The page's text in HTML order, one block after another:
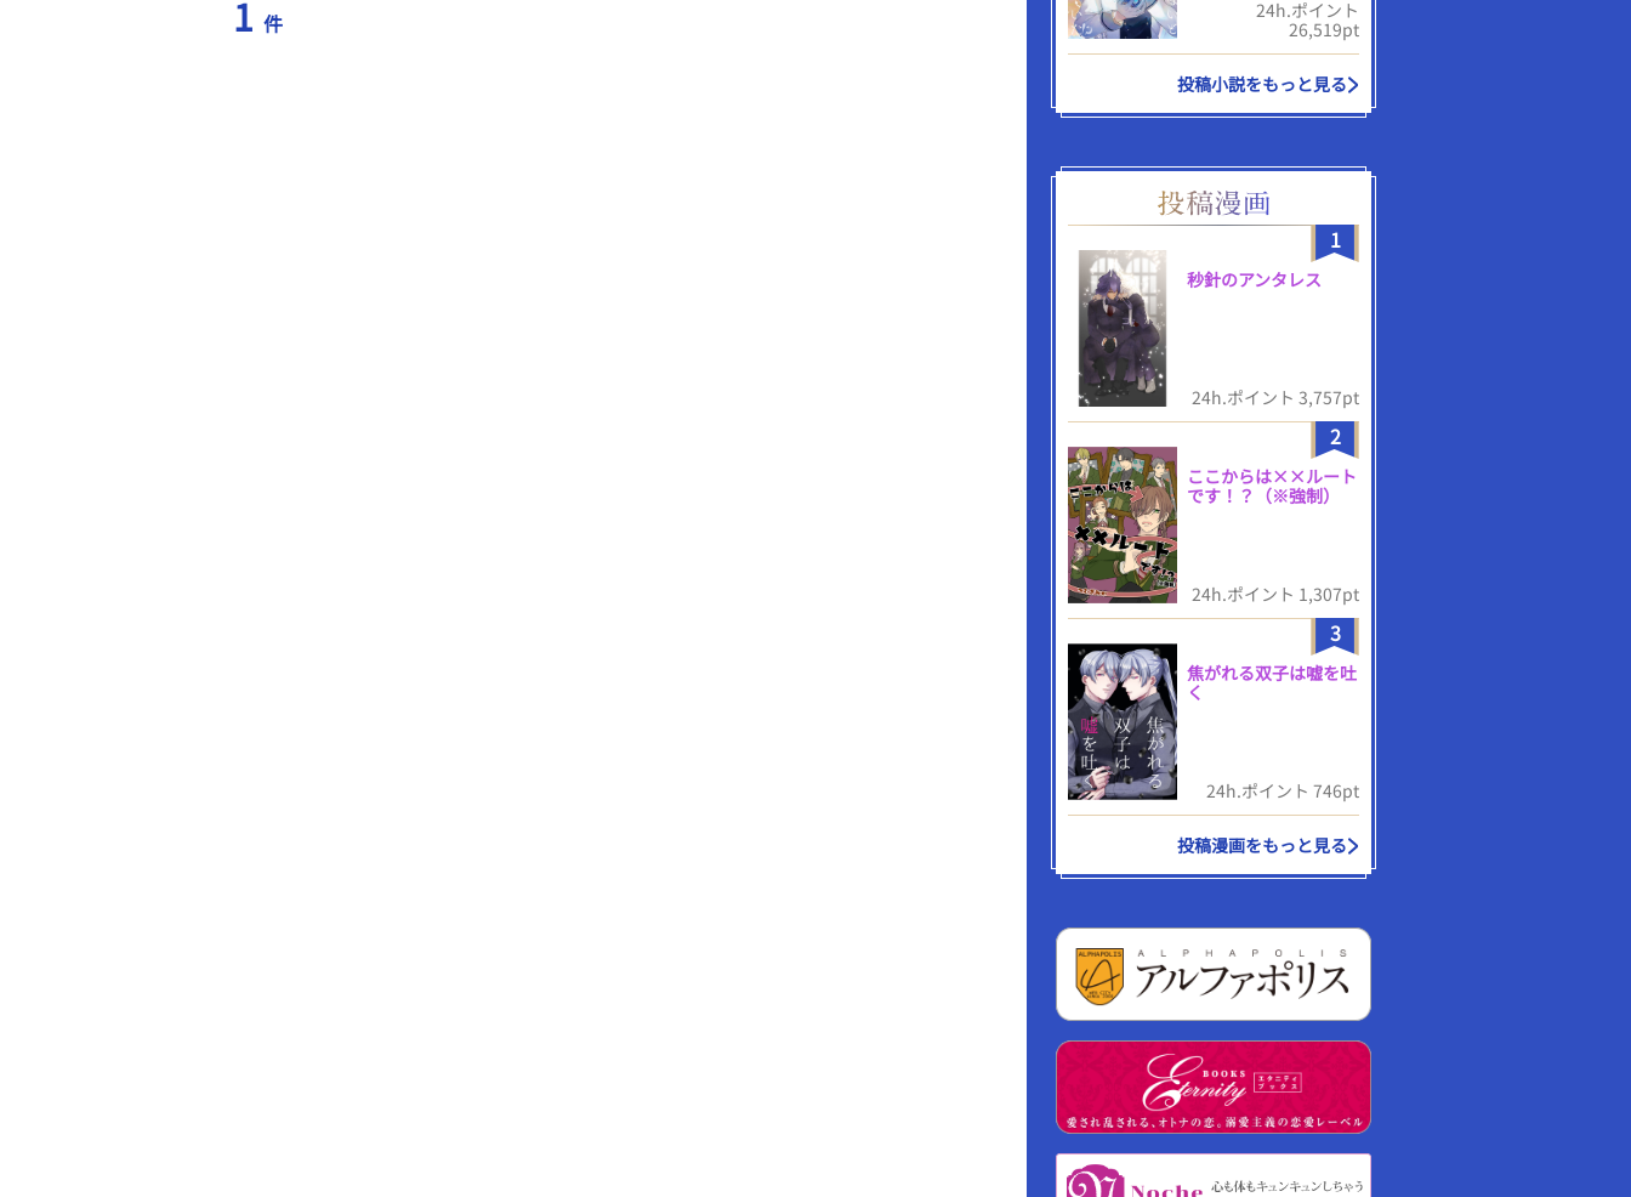
1 件
24h.ポイント
26,519pt
投稿小説をもっと見る
1
秒針のアンタレス
24h.ポイント 3,757pt
2
ここからは××ルート
です！？（※強制）
24h.ポイント 1,307pt
3
焦がれる双子は嘘を吐
く
24h.ポイント 746pt
投稿漫画をもっと見る